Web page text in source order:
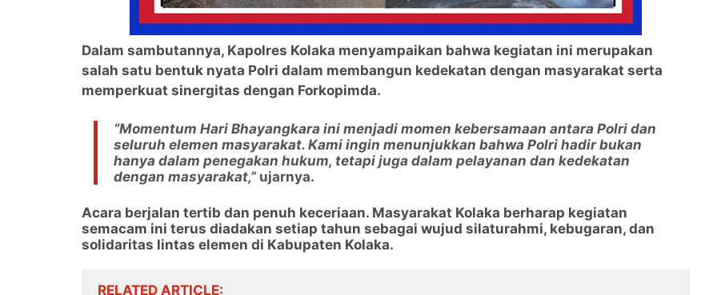
Dalam sambutannya, Kapolres Kolaka menyampaikan bahwa kegiatan ini merupakan
salah satu bentuk nyata Polri dalam membangun kedekatan dengan masyarakat serta
memperkuat sinergitas dengan Forkopimda.
“Momentum Hari Bhayangkara ini menjadi momen kebersamaan antara Polri dan
seluruh elemen masyarakat. Kami ingin menunjukkan bahwa Polri hadir bukan
hanya dalam penegakan hukum, tetapi juga dalam pelayanan dan kedekatan
dengan masyarakat,”ujarnya.
Acara berjalan tertib dan penuh keceriaan. Masyarakat Kolaka berharap kegiatan
semacam ini terus diadakan setiap tahun sebagai wujud silaturahmi, kebugaran, dan
solidaritas lintas elemen di Kabupaten Kolaka.
RELATED ARTICLE